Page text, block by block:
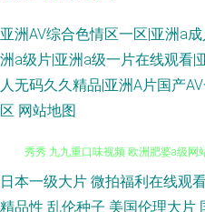
亚洲AV综合色情区一区|亚洲a
洲a级片|亚洲a级一片在线观看|
人无码久久精品|亚洲A片国产
区 网站地图
超碰在线公开免费 日韩女优无码a 超
日本一级大片 微拍福利在线观
精品性 乱伦种子 美国伦理大片